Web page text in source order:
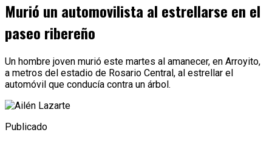
Murió un automovilista al estrellarse en el
paseo ribereño
Un hombre joven murió este martes al amanecer, en Arroyito,
a metros del estadio de Rosario Central, al estrellar el
automóvil que conducía contra un árbol.
Publicado